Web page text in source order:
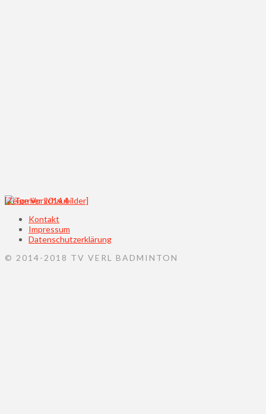
[Zeige Vorschaubilder]
Kontakt
Impressum
Datenschutzerklärung
© 2014-2018 TV VERL BADMINTON